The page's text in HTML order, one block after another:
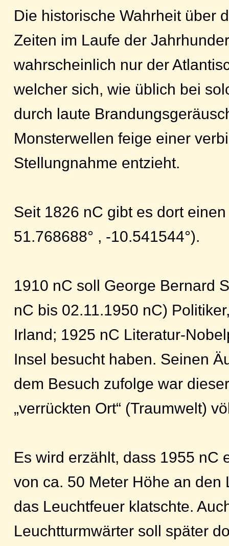
Die historische Wahrheit über
Zeiten im Laufe der
wahrscheinlich nur der
welcher sich, wie üblich bei
durch laute
Monsterwellen feige einer
Stellungnahme entzieht.
Seit 1826 nC gibt es dort
51.768688° , -10.541544°).
1910 nC soll George Bernard
nC bis 02.11.1950 nC)
Irland; 1925 nC Literatur-
Insel besucht haben. Seinen
dem Besuch zufolge war
„verrückten Ort“ (Traumwelt)
Es wird erzählt, dass 1955 nC
von ca. 50 Meter Höhe an den
das Leuchtfeuer klatschte.
Leuchtturmwärter soll später